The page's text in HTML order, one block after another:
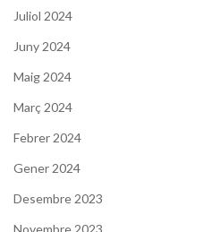
Juliol 2024
Juny 2024
Maig 2024
Març 2024
Febrer 2024
Gener 2024
Desembre 2023
Novembre 2023